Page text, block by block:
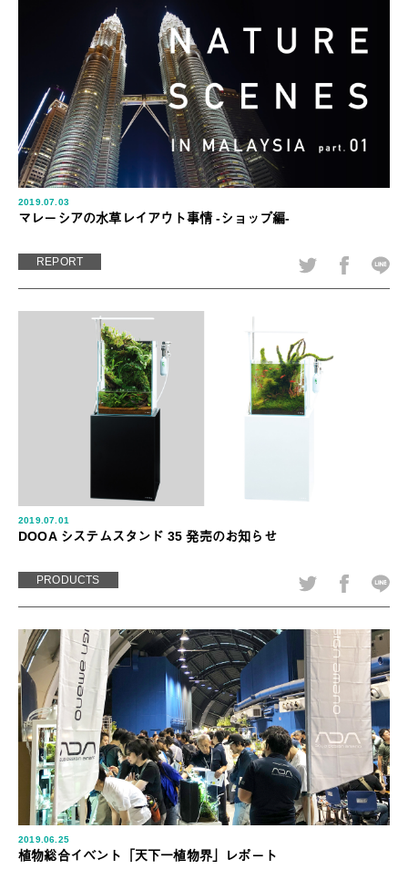
2019.07.03
マレーシアの水草レイアウト事情 -ショップ編-
REPORT
2019.07.01
DOOA システムスタンド 35 発売のお知らせ
PRODUCTS
2019.06.25
植物総合イベント「天下一植物界」レポート